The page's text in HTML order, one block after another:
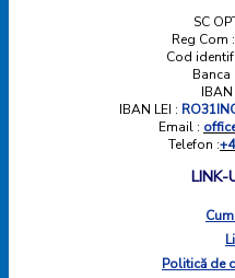
SC
Reg Com :
Cod identif
Banca :
IBAN
IBAN LEI :
Email :
Telefon :
LINK-
Politică de